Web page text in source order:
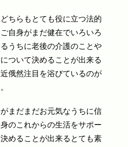
ちらもとても役に立つ法的
自身がまだ健在でいろいろ
うちに老後の介護のことや
ついて決めることが出来る
俄然注目を浴びているのが
まだまだお元気なうちに信
のこれからの生活をサポー
めることが出来るとても素